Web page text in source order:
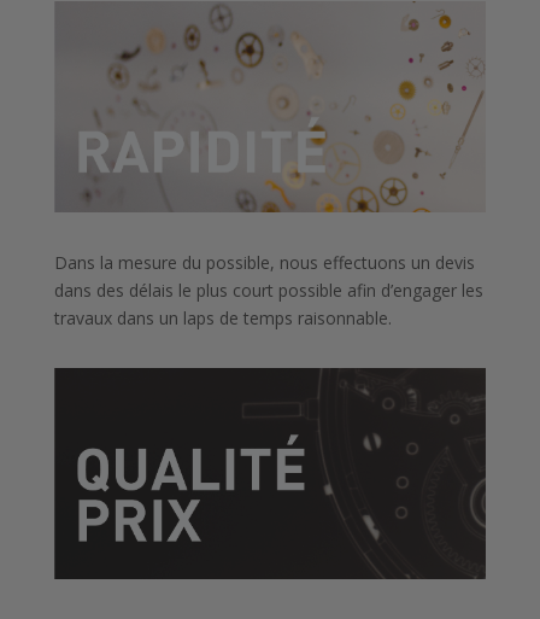
Dans la mesure du possible, nous effectuons un devis
dans des délais le plus court possible afin d’engager les
travaux dans un laps de temps raisonnable.